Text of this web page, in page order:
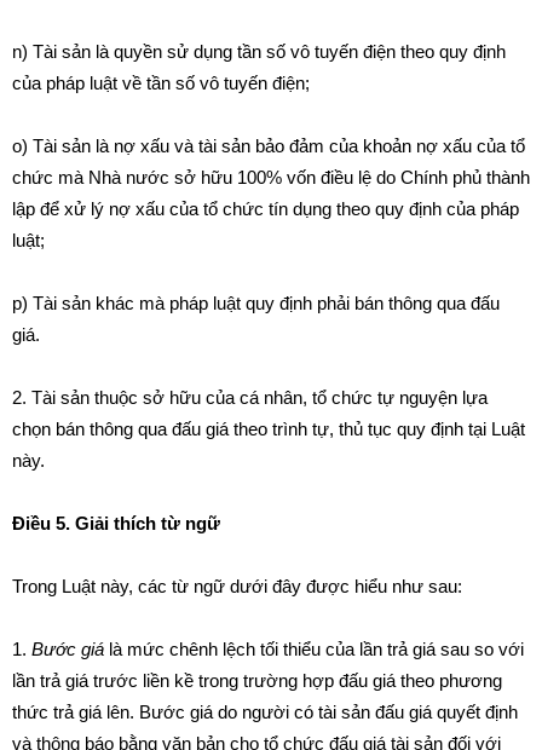
n) Tài sản là quyền sử dụng tần số vô tuyến điện theo quy định
của pháp luật về tần số vô tuyến điện;
o) Tài sản là nợ xấu và tài sản bảo đảm của khoản nợ xấu của tổ
chức mà Nhà nước sở hữu 100% vốn điều lệ do Chính phủ thành
lập để xử lý nợ xấu của tổ chức tín dụng theo quy định của pháp
luật;
p) Tài sản khác mà pháp luật quy định phải bán thông qua đấu
giá.
2. Tài sản thuộc sở hữu của cá nhân, tổ chức tự nguyện lựa
chọn bán thông qua đấu giá theo trình tự, thủ tục quy định tại Luật
này.
Điều 5. Giải thích từ ngữ
Trong Luật này, các từ ngữ dưới đây được hiểu như sau:
1. Bước giá là mức chênh lệch tối thiểu của lần trả giá sau so với
lần trả giá trước liền kề trong trường hợp đấu giá theo phương
thức trả giá lên. Bước giá do người có tài sản đấu giá quyết định
và thông báo bằng văn bản cho tổ chức đấu giá tài sản đối với